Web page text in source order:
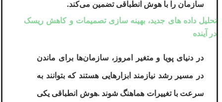
سازمان را با هوش انطباقی تضمین می‌کند.
تحلیل داده‌ های جدید، بهینه ‌سازی تصمیمات و کاهش ریسک
در آینده
در دنیای پویا و متغیر امروز، سازمان‌ها برای ماندن
در مسیر رشد نیازمند ابزارهایی هستند که بتوانند به
سرعت با تغییرات هماهنگ شوند .هوش انطباقی یکی